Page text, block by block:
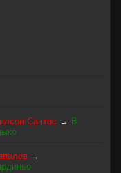
Сантос → В.
→